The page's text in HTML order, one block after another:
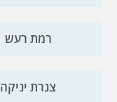
רמת רעש
צנרת יניקה